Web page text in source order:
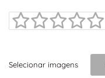
Selecionar imagens